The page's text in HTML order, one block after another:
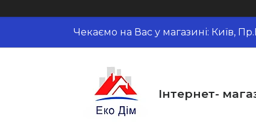
Чекаємо на Вас у магазині: Київ,
Інтернет-